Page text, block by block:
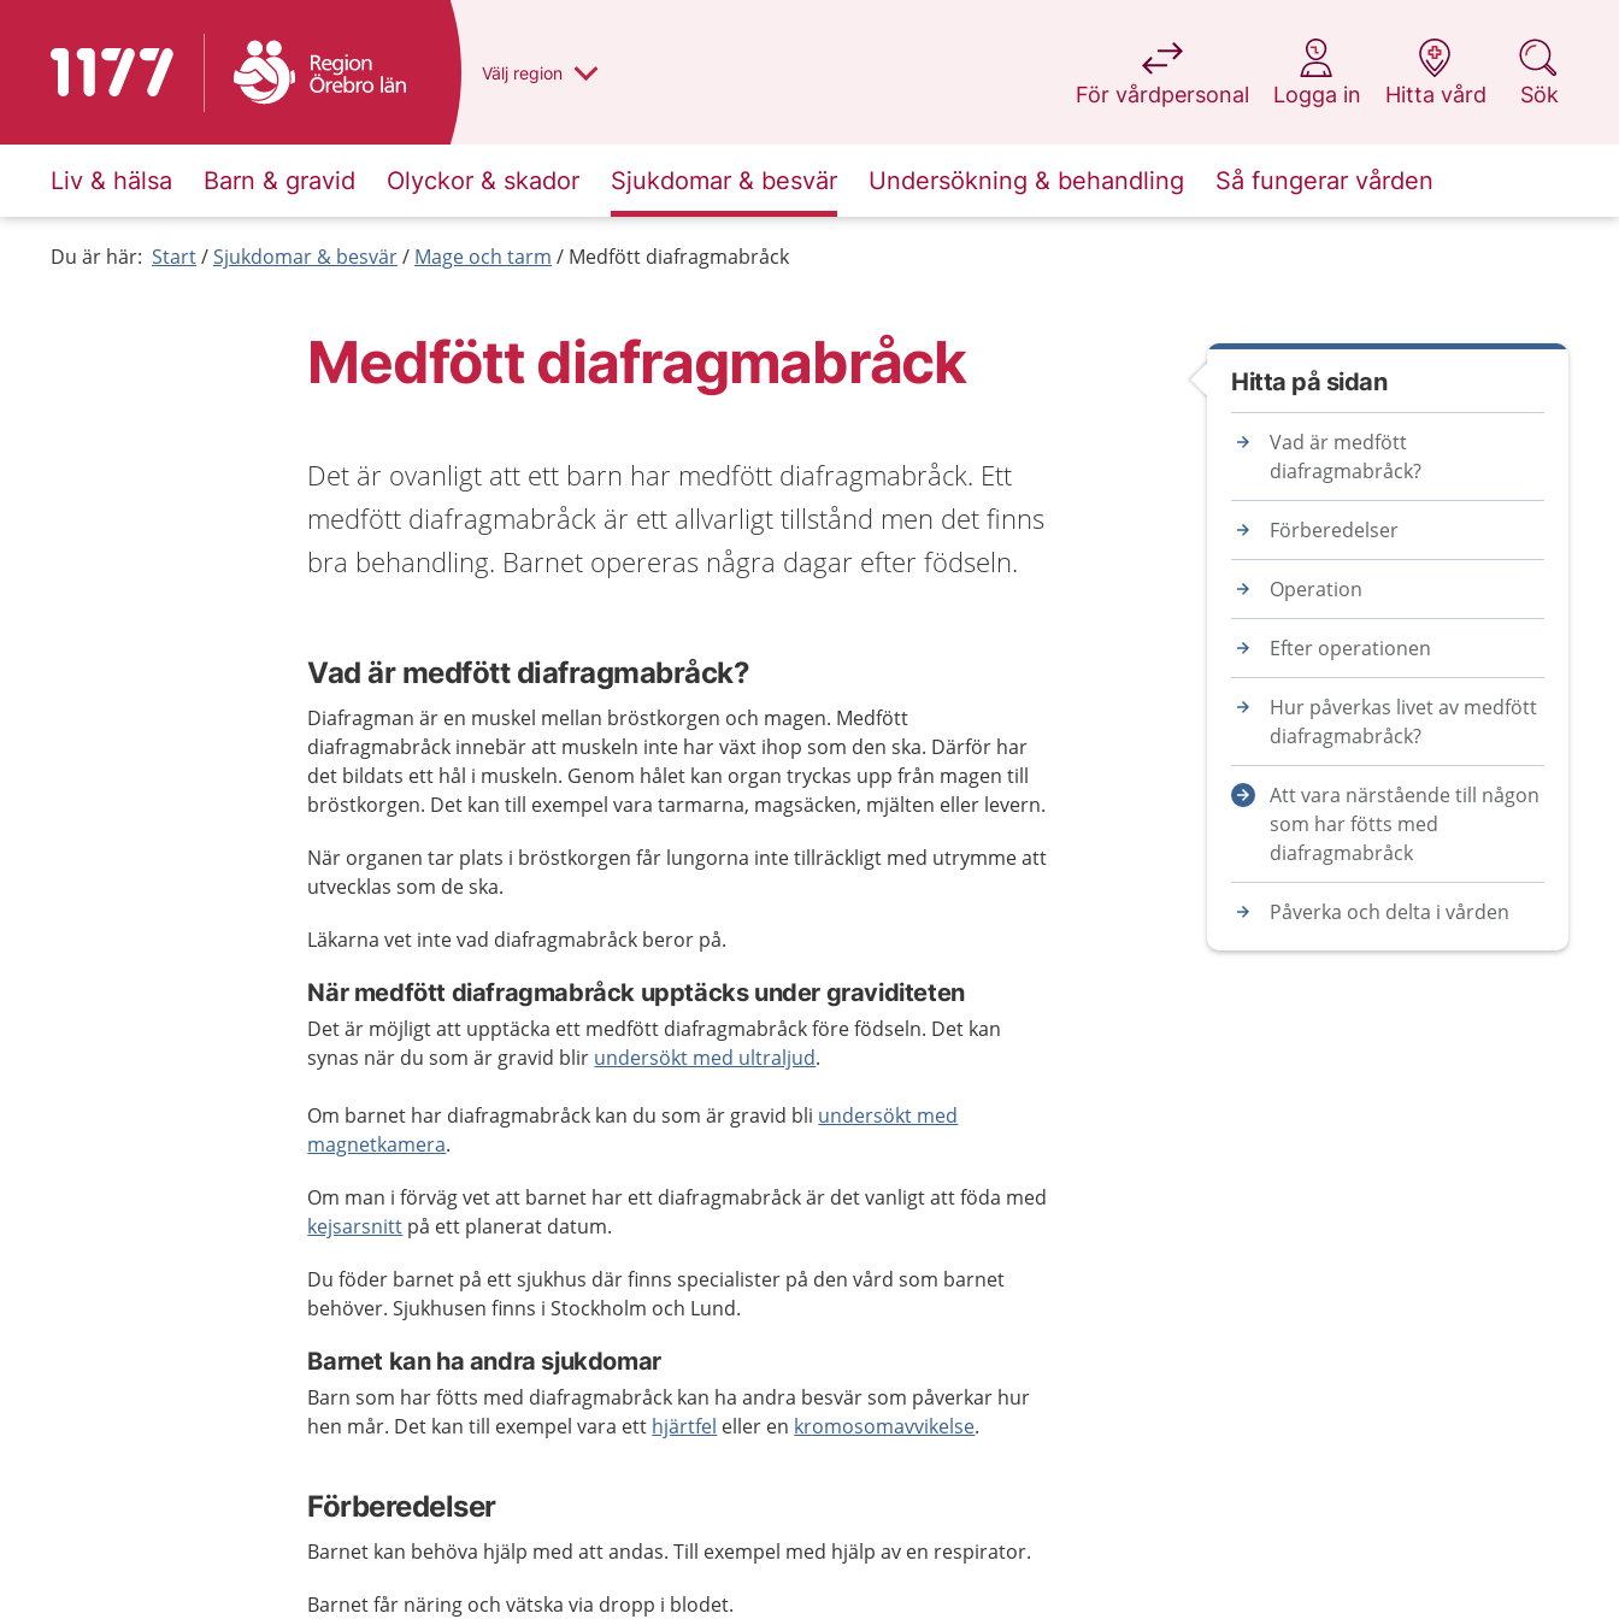
Till startsidan för 1177 Du har valt region
Välj en annan
region
För vårdpersonal
på 1177.se
Logga in
på 1177.se
Hitta vård
på 1177.se
Sök
på 1177.se
Liv & hälsa Barn & gravid Olyckor & skador Sjukdomar & besvär Undersökning & behandling Så fungerar vården
Du är här: Start Sjukdomar & besvär Mage och tarm Medfött diafragmabråck
Medfött diafragmabråck
Det är ovanligt att ett barn har medfött diafragmabråck. Ett
medfött diafragmabråck är ett allvarligt tillstånd men det finns
bra behandling. Barnet opereras några dagar efter födseln.
Vad är medfött diafragmabråck?
Diafragman är en muskel mellan bröstkorgen och magen. Medfött
diafragmabråck innebär att muskeln inte har växt ihop som den ska. Därför har
det bildats ett hål i muskeln. Genom hålet kan organ tryckas upp från magen till
bröstkorgen. Det kan till exempel vara tarmarna, magsäcken, mjälten eller levern.
När organen tar plats i bröstkorgen får lungorna inte tillräckligt med utrymme att
utvecklas som de ska.
Läkarna vet inte vad diafragmabråck beror på.
När medfött diafragmabråck upptäcks under graviditeten
Det är möjligt att upptäcka ett medfött diafragmabråck före födseln. Det kan
synas när du som är gravid blir undersökt med ultraljud.
Om barnet har diafragmabråck kan du som är gravid bli undersökt med
magnetkamera.
Om man i förväg vet att barnet har ett diafragmabråck är det vanligt att föda med
kejsarsnitt på ett planerat datum.
Du föder barnet på ett sjukhus där finns specialister på den vård som barnet
behöver. Sjukhusen finns i Stockholm och Lund.
Barnet kan ha andra sjukdomar
Barn som har fötts med diafragmabråck kan ha andra besvär som påverkar hur
hen mår. Det kan till exempel vara ett hjärtfel eller en kromosomavvikelse.
Förberedelser
Barnet kan behöva hjälp med att andas. Till exempel med hjälp av en respirator.
Barnet får näring och vätska via dropp i blodet.
Hitta på sidan
Vad är medfött
diafragmabråck?
Förberedelser
Operation
Efter operationen
Hur påverkas livet av medfött
diafragmabråck?
Att vara närstående till någon
som har fötts med
diafragmabråck
Påverka och delta i vården